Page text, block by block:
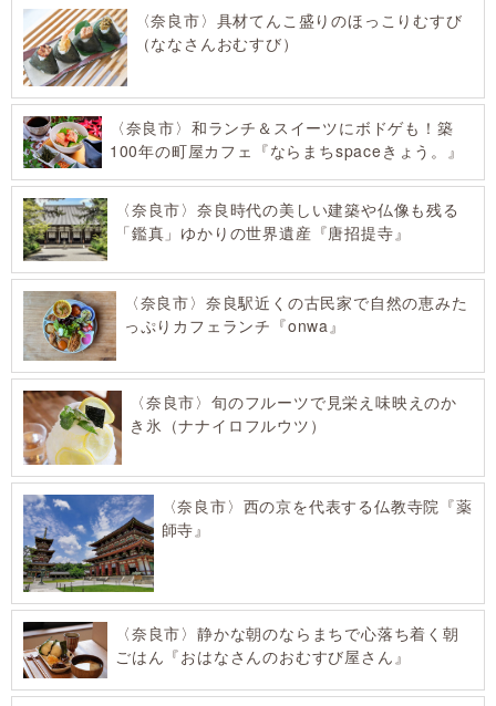
〈奈良市〉具材てんこ盛りのほっこりむすび
（ななさんおむすび）
〈奈良市〉和ランチ＆スイーツにボドゲも！築
100年の町屋カフェ『ならまちspaceきょう。』
〈奈良市〉奈良時代の美しい建築や仏像も残る
「鑑真」ゆかりの世界遺産『唐招提寺』
〈奈良市〉奈良駅近くの古民家で自然の恵みた
っぷりカフェランチ『onwa』
〈奈良市〉旬のフルーツで見栄え味映えのか
き氷（ナナイロフルウツ）
〈奈良市〉西の京を代表する仏教寺院『薬
師寺』
〈奈良市〉静かな朝のならまちで心落ち着く朝
ごはん『おはなさんのおむすび屋さん』